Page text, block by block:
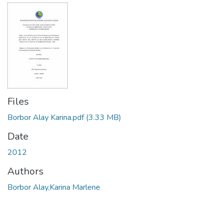
Files
Borbor Alay Karina.pdf(3.33 MB)
Date
2012
Authors
Borbor Alay,Karina Marlene